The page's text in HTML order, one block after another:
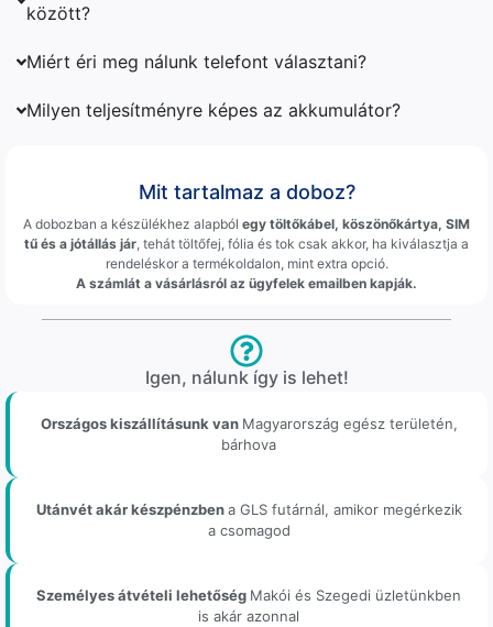
között?
Miért éri meg nálunk telefont választani?
Milyen teljesítményre képes az akkumulátor?
Mit tartalmaz a doboz?
A dobozban a készülékhez alapból egy töltőkábel, köszönőkártya, SIM
tű és a jótállás jár, tehát töltőfej, fólia és tok csak akkor, ha kiválasztja a
rendeléskor a termékoldalon, mint extra opció.
A számlát a vásárlásról az ügyfelek emailben kapják.
Igen, nálunk így is lehet!
Országos kiszállításunk van Magyarország egész területén,
bárhova
Utánvét akár készpénzbena GLS futárnál, amikor megérkezik
a csomagod
Személyes átvételi lehetőség Makói és Szegedi üzletünkben
is akár azonnal